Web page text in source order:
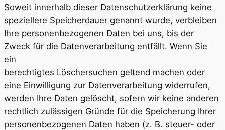
Soweit innerhalb dieser Datenschutzerklärung keine
speziellere Speicherdauer genannt wurde, verbleiben
Ihre personenbezogenen Daten bei uns, bis der
Zweck für die Datenverarbeitung entfällt. Wenn Sie
ein
berechtigtes Löschersuchen geltend machen oder
eine Einwilligung zur Datenverarbeitung widerrufen,
werden Ihre Daten gelöscht, sofern wir keine anderen
rechtlich zulässigen Gründe für die Speicherung Ihrer
personenbezogenen Daten haben (z. B. steuer- oder